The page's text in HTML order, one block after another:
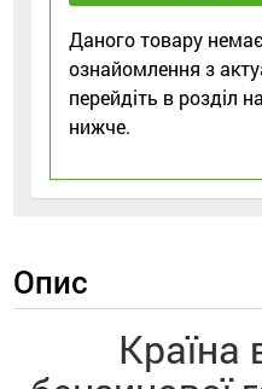
Даного товару
ознайомлення з
перейдіть в розділ
нижче.
Опис
Країна